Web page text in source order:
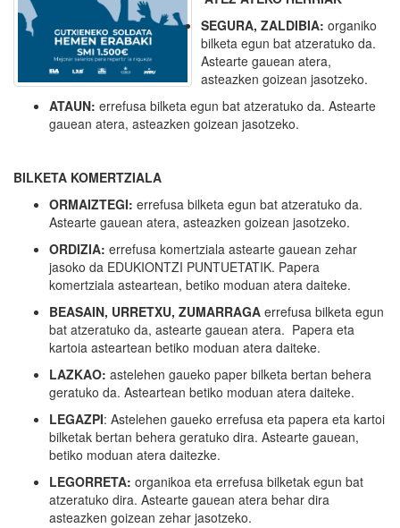
SEGURA, ZALDIBIA: organiko
bilketa egun bat atzeratuko da.
Astearte gauean atera,
asteazken goizean jasotzeko.
ATAUN: errefusa bilketa egun bat atzeratuko da. Astearte
gauean atera, asteazken goizean jasotzeko.
BILKETA KOMERTZIALA
ORMAIZTEGI: errefusa bilketa egun bat atzeratuko da.
Astearte gauean atera, asteazken goizean jasotzeko.
ORDIZIA: errefusa komertziala astearte gauean zehar
jasoko da EDUKIONTZI PUNTUETATIK. Papera
komertziala asteartean, betiko moduan atera daiteke.
BEASAIN, URRETXU, ZUMARRAGA errefusa bilketa egun
bat atzeratuko da, astearte gauean atera. Papera eta
kartoia asteartean betiko moduan atera daiteke.
LAZKAO: astelehen gaueko paper bilketa bertan behera
geratuko da. Asteartean betiko moduan atera daiteke.
LEGAZPI: Astelehen gaueko errefusa eta papera eta kartoi
bilketak bertan behera geratuko dira. Astearte gauean,
betiko moduan atera daitezke.
LEGORRETA: organikoa eta errefusa bilketak egun bat
atzeratuko dira. Astearte gauean atera behar dira
asteazken goizean zehar jasotzeko.